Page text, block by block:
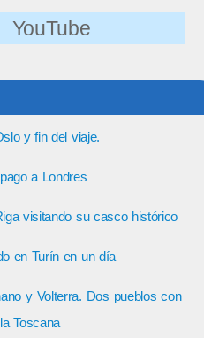
YouTube
y fin del viaje.
a Londres
visitando su casco histórico
en Turín en un día
y Volterra. Dos pueblos con
Toscana